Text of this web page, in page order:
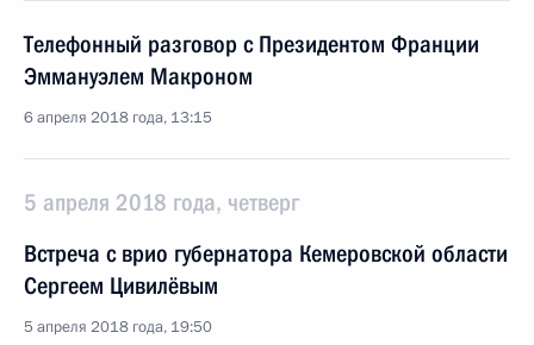
Телефонный разговор с Президентом Франции
Эммануэлем Макроном
6 апреля 2018 года, 13:15
5 апреля 2018 года, четверг
Встреча с врио губернатора Кемеровской области
Сергеем Цивилёвым
5 апреля 2018 года, 19:50